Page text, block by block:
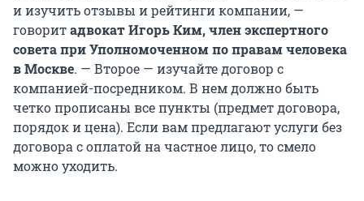
и изучить отзывы и рейтинги компании, —
говоритадвокат Игорь Ким, член экспертного
совета при Уполномоченном по правам человека
в Москве. — Второе — изучайте договор с
компанией-посредником. В нем должно быть
четко прописаны все пункты (предмет договора,
порядок и цена). Если вам предлагают услуги без
договора с оплатой на частное лицо, то смело
можно уходить.